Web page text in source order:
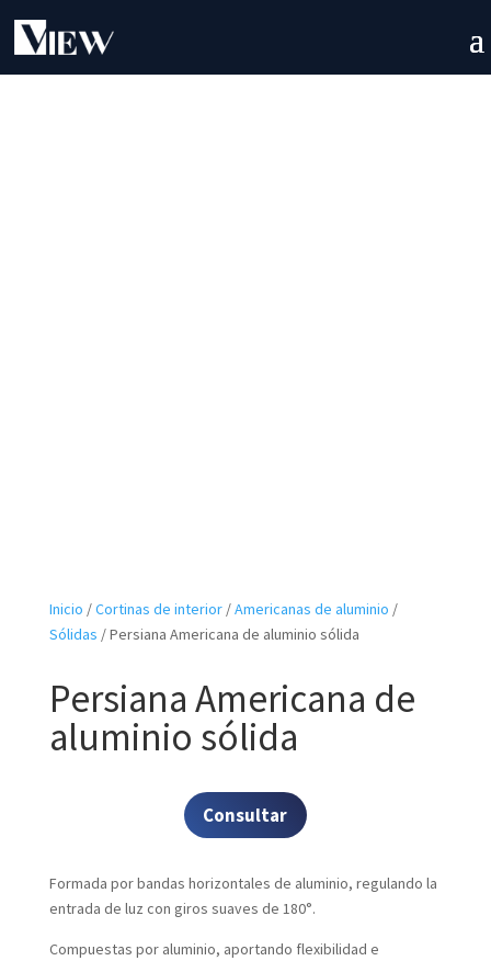
Inicio /Cortinas de interior/Americanas de aluminio /
Sólidas / Persiana Americana de aluminio sólida
Persiana Americana de
aluminio sólida
Consultar
Formada por bandas horizontales de aluminio, regulando la
entrada de luz con giros suaves de 180°.
Compuestas por aluminio, aportando flexibilidad e